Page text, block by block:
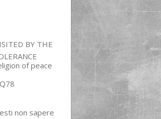
BY THE
of peace
non sapere